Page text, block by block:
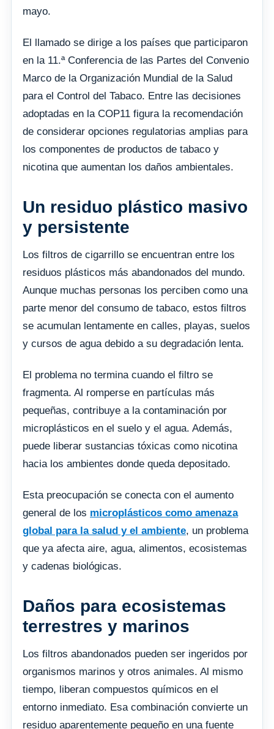
mayo.
El llamado se dirige a los países que participaron
en la 11.ª Conferencia de las Partes del Convenio
Marco de la Organización Mundial de la Salud
para el Control del Tabaco. Entre las decisiones
adoptadas en la COP11 figura la recomendación
de considerar opciones regulatorias amplias para
los componentes de productos de tabaco y
nicotina que aumentan los daños ambientales.
Un residuo plástico masivo
y persistente
Los filtros de cigarrillo se encuentran entre los
residuos plásticos más abandonados del mundo.
Aunque muchas personas los perciben como una
parte menor del consumo de tabaco, estos filtros
se acumulan lentamente en calles, playas, suelos
y cursos de agua debido a su degradación lenta.
El problema no termina cuando el filtro se
fragmenta. Al romperse en partículas más
pequeñas, contribuye a la contaminación por
microplásticos en el suelo y el agua. Además,
puede liberar sustancias tóxicas como nicotina
hacia los ambientes donde queda depositado.
Esta preocupación se conecta con el aumento
general de los microplásticos como amenaza
global para la salud y el ambiente, un problema
que ya afecta aire, agua, alimentos, ecosistemas
y cadenas biológicas.
Daños para ecosistemas
terrestres y marinos
Los filtros abandonados pueden ser ingeridos por
organismos marinos y otros animales. Al mismo
tiempo, liberan compuestos químicos en el
entorno inmediato. Esa combinación convierte un
residuo aparentemente pequeño en una fuente